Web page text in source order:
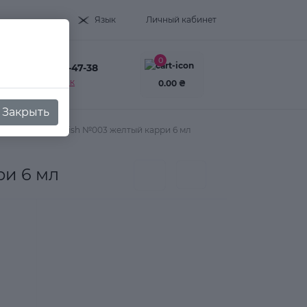
Язык Личный кабинет
+38(093) 995-47-38
Заказать звонок
0
0.00 ₴
Solo Gel polish №003 желтый карри 6 мл
Закрыть
6 мл